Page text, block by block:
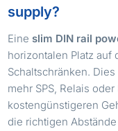
supply?
Eine slim DIN rail
horizontalen Platz
Schaltschränken.
mehr SPS, Relais
kostengünstigeren
die richtigen